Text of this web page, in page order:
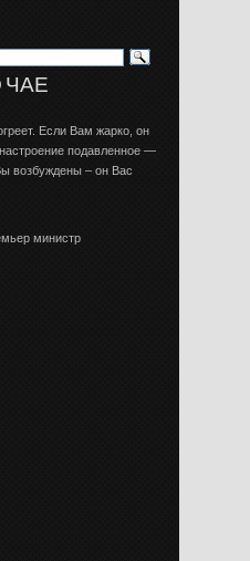
Если Вам жарко, он
подавленное —
возбуждены – он Вас
министр